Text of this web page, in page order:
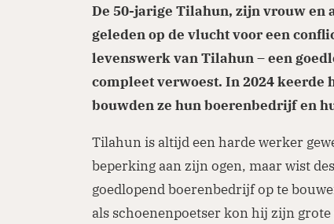
De 50-jarige Tilahun, zijn vrouw en
geleden op de vlucht voor een
levenswerk van Tilahun – een
compleet verwoest. In 2024 keerde
bouwden ze hun boerenbedrijf en
Tilahun is altijd een harde werker
beperking aan zijn ogen, maar wist
goedlopend boerenbedrijf op te
als schoenenpoetser kon hij zijn